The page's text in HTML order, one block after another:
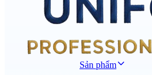
Sản phẩm